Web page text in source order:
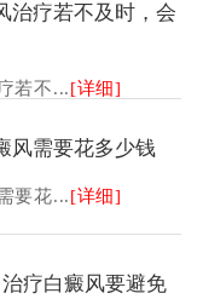
治疗若不及时，会
若不...[详细]
风需要花多少钱
要花...[详细]
疗白癜风要避免